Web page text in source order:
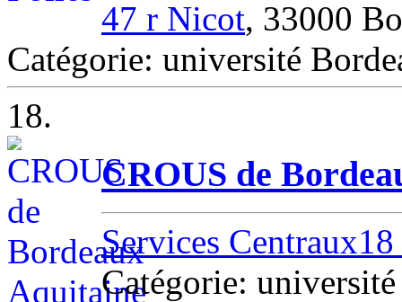
47 r Nicot, 33000
Catégorie: université
18.
CROUS de
Services
Catégorie: